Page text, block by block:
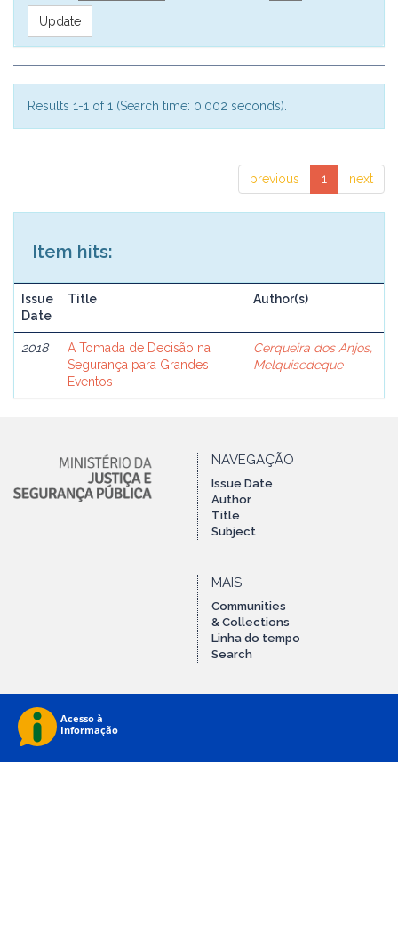
Results 1-1 of 1 (Search time: 0.002 seconds).
previous 1 next
Item hits:
Issue
Date
Title Author(s)
2018
A Tomada de Decisão na
Segurança para Grandes
Eventos
Cerqueira dos Anjos,
Melquisedeque
NAVEGAÇÃO
Issue Date
Author
Title
Subject
MAIS
Communities
& Collections
Linha do tempo
Search